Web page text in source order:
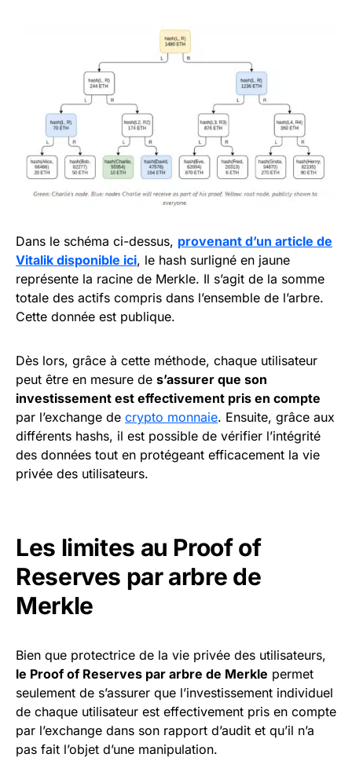
Dans le schéma ci-dessus, provenant d’un article de
Vitalik disponible ici, le hash surligné en jaune
représente la racine de Merkle. Il s’agit de la somme
totale des actifs compris dans l’ensemble de l’arbre.
Cette donnée est publique.
Dès lors, grâce à cette méthode, chaque utilisateur
peut être en mesure de s’assurer que son
investissement est effectivement pris en compte
par l’exchange de crypto monnaie. Ensuite, grâce aux
différents hashs, il est possible de vérifier l’intégrité
des données tout en protégeant efficacement la vie
privée des utilisateurs.
Les limites au Proof of
Reserves par arbre de
Merkle
Bien que protectrice de la vie privée des utilisateurs,
le Proof of Reserves par arbre de Merkle permet
seulement de s’assurer que l’investissement individuel
de chaque utilisateur est effectivement pris en compte
par l’exchange dans son rapport d’audit et qu’il n’a
pas fait l’objet d’une manipulation.